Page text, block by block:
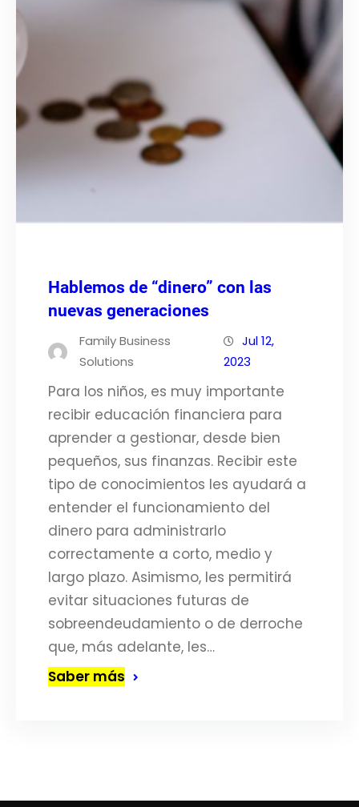
Hablemos de “dinero” con las
nuevas generaciones
Family Business
Solutions
Jul 12,
2023
Para los niños, es muy importante
recibir educación financiera para
aprender a gestionar, desde bien
pequeños, sus finanzas. Recibir este
tipo de conocimientos les ayudará a
entender el funcionamiento del
dinero para administrarlo
correctamente a corto, medio y
largo plazo. Asimismo, les permitirá
evitar situaciones futuras de
sobreendeudamiento o de derroche
que, más adelante, les…
Saber más